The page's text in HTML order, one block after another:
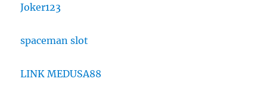
Joker123
spaceman slot
LINK MEDUSA88